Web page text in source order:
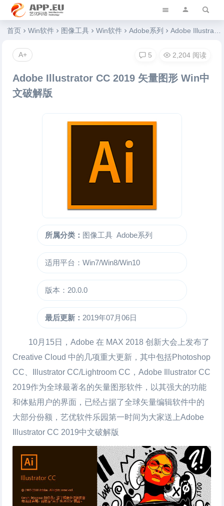
艺优软件乐园
首页 Win软件 图像工具 Win软件 Adobe系列 Adobe Illustrator CC 2019 矢量图形 Win中文破解版
Adobe Illustrator CC 2019 矢量图形 Win中
文破解版
所属分类： 图像工具 Adobe系列
适用平台：Win7/Win8/Win10
版本：20.0.0
最后更新： 2019年07月06日
10月15日，Adobe 在 MAX 2018 创新大会上发布了
Creative Cloud 中的几项重大更新，其中包括Photoshop
CC、Illustrator CC/Lightroom CC，Adobe Illustrator CC
2019作为全球最著名的矢量图形软件，以其强大的功能
和体贴用户的界面，已经占据了全球矢量编辑软件中的
大部分份额，艺优软件乐园第一时间为大家送上Adobe
Illustrator CC 2019中文破解版
5 2,204 阅读
A+